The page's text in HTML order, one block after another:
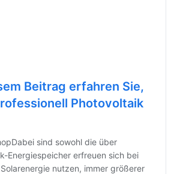
Beitrag erfahren Sie,
Photovoltaik
sind sowohl die über
Energiespeicher erfreuen sich bei
nutzen, immer größerer